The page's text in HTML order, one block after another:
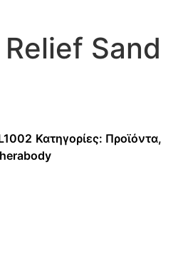
Sand
Κατηγορίες: Προϊόντα,